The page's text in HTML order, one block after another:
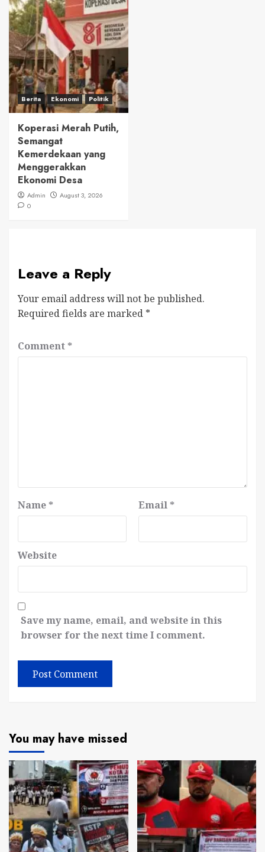
Berita Ekonomi Politik
Koperasi Merah Putih,
Semangat
Kemerdekaan yang
Menggerakkan
Ekonomi Desa
Admin
August 3, 2026
0
Leave a Reply
Your email address will not be published.
Required fields are marked *
Comment *
Name * Email *
Website
Save my name, email, and website in this
browser for the next time I comment.
You may have missed